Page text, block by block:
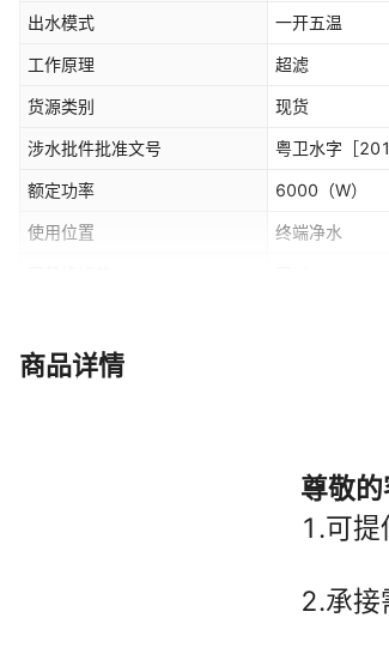
出水模式 一开五温
工作原理 超滤
货源类别 现货
涉水批件批准文号 粤卫水字［
额定功率 6000 （W）
使用位置 终端净水
颜色
支持
提供发票
商品详情